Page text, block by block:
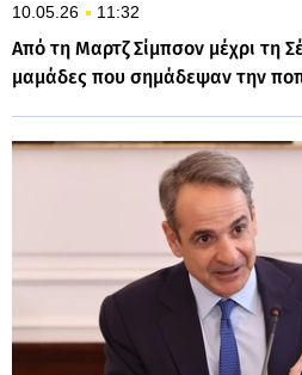
10.05.26 11:32
Από τη Μαρτζ Σίμπσον μέχρι τη
μαμάδες που σημάδεψαν την